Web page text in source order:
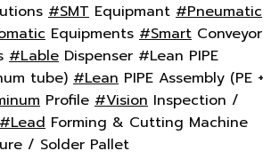
#SMT Equipmant #Pneumatic
Equipments #Smart Conveyor
#Lable Dispenser #Lean PIPE
tube) #Lean PIPE Assembly (PE +
Profile #Vision Inspection /
#Lead Forming & Cutting Machine
/ Solder Pallet